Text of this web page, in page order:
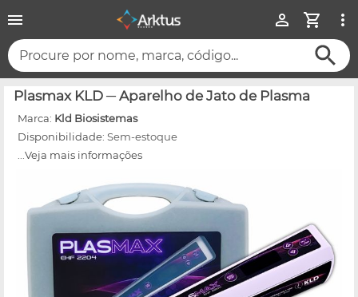
Procure por nome, marca, código...
Plasmax KLD ─ Aparelho de Jato de Plasma
Marca: Kld Biosistemas
Disponibilidade: Sem-estoque
...Veja mais informações